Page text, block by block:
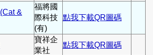
&
福將國
際科技
(有)
點我下載QR圖碼
寶祥企
業社
點我下載QR圖碼